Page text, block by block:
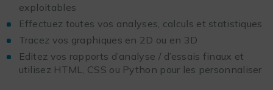
exploitables
Effectuez toutes vos analyses, calculs et statistiques
Tracez vos graphiques en 2D ou en 3D
Editez vos rapports d’analyse / d’essais finaux et
utilisez HTML, CSS ou Python pour les personnaliser